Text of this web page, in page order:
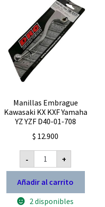
Manillas Embrague
Kawasaki KX KXF Yamaha
YZ YZF D40-01-708
$ 12.900
-
Manillas
Embrague
Kawasaki
KX
KXF
Yamaha
YZ
+
Añadir al carrito
2 disponibles